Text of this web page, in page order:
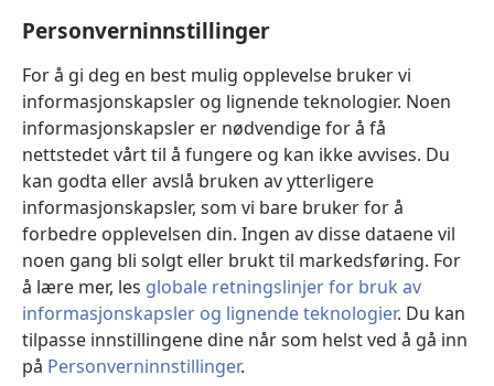
Personverninnstillinger
For å gi deg en best mulig opplevelse bruker vi
informasjonskapsler og lignende teknologier. Noen
informasjonskapsler er nødvendige for å få
nettstedet vårt til å fungere og kan ikke avvises. Du
kan godta eller avslå bruken av ytterligere
informasjonskapsler, som vi bare bruker for å
forbedre opplevelsen din. Ingen av disse dataene vil
noen gang bli solgt eller brukt til markedsføring. For
å lære mer, les globale retningslinjer for bruk av
informasjonskapsler og lignende teknologier. Du kan
tilpasse innstillingene dine når som helst ved å gå inn
på Personverninnstillinger.
ta livet av meg, slik du tok livet av egypteren i går?’
som utlending i landet Midjan. Der ble han far til to
sønner. h
30 Etter at det hadde gått 40 år, viste en engel seg
for ham i ødemarken ved Sinai-fjellet, i flammen fra
en brennende tornebusk.
31 Moses ble forbløffet
over det han så. Da han gikk nærmere for å
undersøke det, hørte han Jehovas røst: 32 ‘Jeg er
dine forfedres Gud, Abrahams og Isaks og Jakobs
Gud.’ j Moses begynte å skjelve og turte ikke å
undersøke det nærmere. 33 Jehova sa til ham: ‘Ta
av deg sandalene, for det stedet du står på, er hellig